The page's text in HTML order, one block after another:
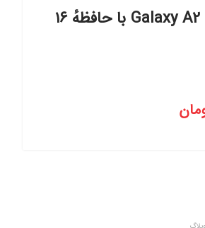
سامسونگ Galaxy A2 با حافظهٔ ۱۶